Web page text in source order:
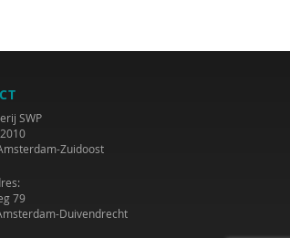
SWP
Zuidoost
79
Duivendrecht